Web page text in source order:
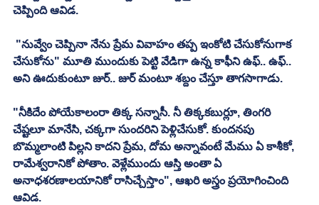
చెప్పింది ఆవిడ.
చేసుకోను" మూతి ముందుకు పెట్టి వేడిగా ఉన్న కాఫీని ఉఫ్.. ఉఫ్..
అని ఊదుకుంటూ జుర్.. జుర్ మంటూ శబ్దం చేస్తూ తాగసాగాడు.
"నీకిదేం పోయేకాలంరా తిక్క సన్నాసీ. నీ తిక్కకబుర్లూ, తింగరి
చేష్టలూ మానేసి, చక్కగా సుందరిని పెళ్లిచేసుకో. కుందనపు
బొమ్మలాంటి పిల్లని కాదని ప్రేమ, దోమ అన్నావంటే మేము ఏ కాశీకో,
రామేశ్వరానికో పోతాం. వెళ్లేముందు ఆస్తి అంతా ఏ
అనాధశరణాలయానికో రాసిచ్చేస్తాం", ఆఖరి అస్త్రం ప్రయోగించింది
ఆవిడ.